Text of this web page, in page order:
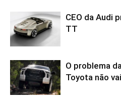
CEO da Audi
TT
O problema
Toyota não